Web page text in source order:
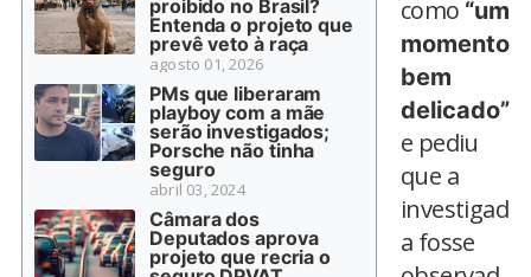
proibido no Brasil?
Entenda o projeto que
prevê veto à raça
agosto 01, 2026
PMs que liberaram
playboy com a mãe
serão investigados;
Porsche não tinha
seguro
abril 03, 2024
Câmara dos
Deputados aprova
projeto que recria o
como “um
momento
bem
delicado”
e pediu
que a
investigad
a fosse